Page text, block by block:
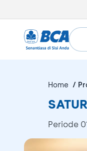
Home
Periode